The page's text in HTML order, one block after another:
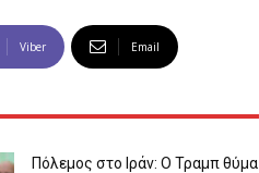
Viber Email
Πόλεμος στο Ιράν: Ο Τραμπ θύμα